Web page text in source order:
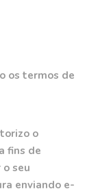
os termos de
o
fins de
seu
enviando e-